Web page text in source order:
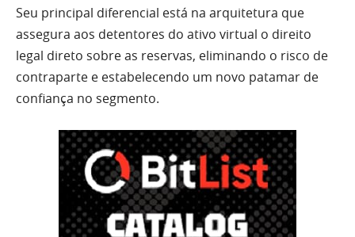
Seu principal diferencial está na arquitetura que
assegura aos detentores do ativo virtual o direito
legal direto sobre as reservas, eliminando o risco de
contraparte e estabelecendo um novo patamar de
confiança no segmento.